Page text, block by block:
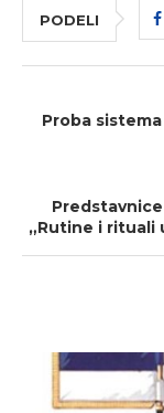
PODELI
Proba
Predstavnice
„Rutine i